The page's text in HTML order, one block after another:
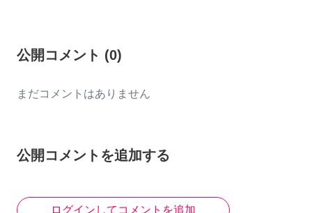
公開コメント (0)
まだコメントはありません
公開コメントを追加する
ログインしてコメントを追加